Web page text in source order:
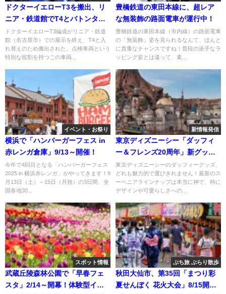
ドクターイエローT3を搬出、リ
ニア・鉄道館でT4とバトンタッ
チ！
ドクターイエローT3編成がリニア・鉄道
館（名古屋市）での展示を終え、T4と入
れ替えのため搬出された。点検車両という
特別な役割を持つこの車両...
豊橋鉄道の東田本線に、超レア
な無装飾の路面電車が運行中！
豊橋鉄道の東田本線（市内線）の路面電車
の「無装飾」姿を見られるなんて、ほんと
に貴重なチャンスですね！普段の派手なラ
ッピング姿とは違って、素...
イベント・お祭り
横浜で「ハンバーガーフェス in
赤レンガ倉庫」9/13～開催！
今年で4回目となる「ハンバーガーフェス
2025 in 横浜赤レンガ」がやってきます！9
月13日（土）～15日（月祝）の3日間、全
国各地30...
新情報発信
東京ディズニーシー「ダッフィ
ー＆フレンズ20周年」新グッ
ズ！
東京ディズニーシーのダッフィーグッズ、
どれも魅力的で選びきれません！最新のス
ーベニアラインナップは本当に神で、特に
デザインや可愛らしさへの...
スポット情報
武蔵丘陵森林公園で「早春フェ
スタ」2/14～開幕！体験型イベ
ぷち旅 ぶらり散歩
秋田大仙市、第35回「まつり彩
夏せんぼく 花火大会」8/15開